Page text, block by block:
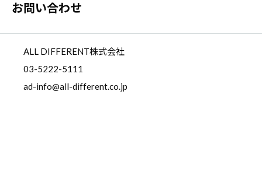
お問い合わせ
ALL DIFFERENT株式会社
03-5222-5111
ad-info@all-different.co.jp